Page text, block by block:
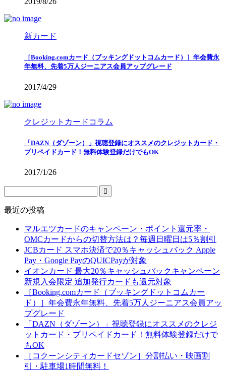
新カード
［Booking.comカード（ブッキングドットコムカード）］年会費永
年無料、先着5万人ジーニアス会員アップグレード
2017/4/29
クレジットカードコラム
「DAZN（ダゾーン）」視聴登録にオススメのクレジットカード・
プリペイドカード！無料体験登録だけでもOK
2017/1/26
最近の投稿
マルエツカードのキャンペーン・ポイント還元率・
OMCカードからの切替方法は？毎週日曜日は5％割引
JCBカード スマホ決済で20％キャッシュバック Apple
Pay・Google PayのQUICPayが対象
イオンカード 最大20％キャッシュバックキャンペーン
新規入会限定 追加発行カードも還元対象
［Booking.comカード（ブッキングドットコムカー
ド）］年会費永年無料、先着5万人ジーニアス会員アッ
プグレード
「DAZN（ダゾーン）」視聴登録にオススメのクレジ
ットカード・プリペイドカード！無料体験登録だけで
もOK
［コクーンシティカードセゾン］分割払い・映画割
引・駐車場1時間無料！